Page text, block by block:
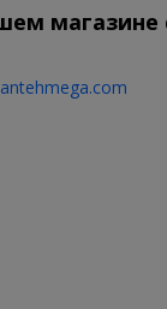
магазине